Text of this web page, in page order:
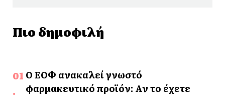
Πιο δημοφιλή
Ο ΕΟΦ ανακαλεί γνωστό
φαρμακευτικό προϊόν: Αν το έχετε